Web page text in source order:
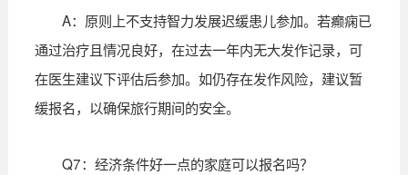
A：原则上不支持智力发展迟缓患儿参加。若癫痫已
通过治疗且情况良好，在过去一年内无大发作记录，可
在医生建议下评估后参加。如仍存在发作风险，建议暂
缓报名，以确保旅行期间的安全。
Q7：经济条件好一点的家庭可以报名吗？